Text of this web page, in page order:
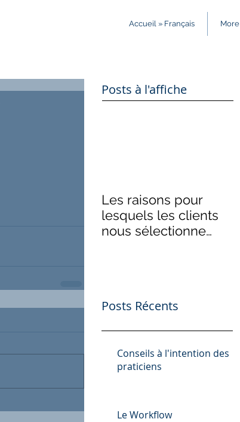
Accueil » Français More
Posts à l'affiche
Les raisons pour
lesquels les clients
nous sélectionne
Posts Récents
Conseils à l'intention des
praticiens
Le Workflow